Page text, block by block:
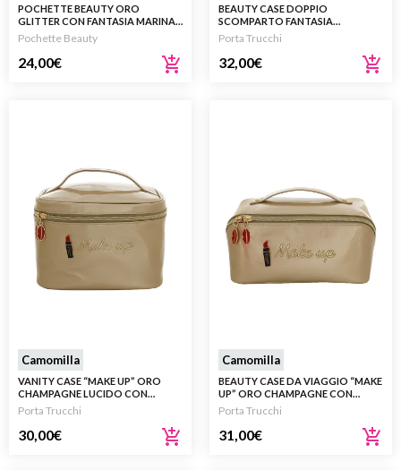
POCHETTE BEAUTY ORO
GLITTER CON FANTASIA MARINA E
CHARM CONCHIGLIA
Pochette Beauty
24,00€
BEAUTY CASE DOPPIO
SCOMPARTO FANTASIA
FLOREALE CON MANICO
Porta Trucchi
32,00€
Camomilla
VANITY CASE “MAKE UP” ORO
CHAMPAGNE LUCIDO CON
MANICO
Porta Trucchi
30,00€
Camomilla
BEAUTY CASE DA VIAGGIO “MAKE
UP” ORO CHAMPAGNE CON
MANICO
Porta Trucchi
31,00€